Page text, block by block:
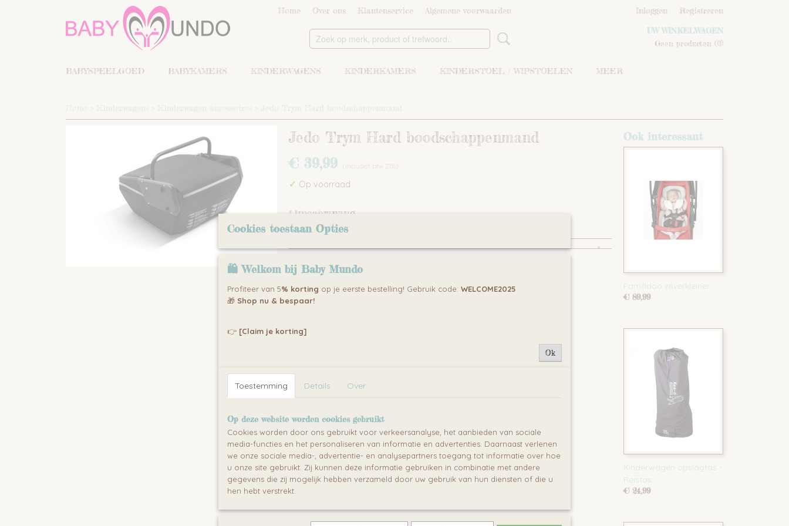
Home Over ons Klantenservice Algemene voorwaarden Inloggen Registreren
UW WINKELWAGEN
Geen producten (0)
BABYSPEELGOED BABYKAMERS KINDERWAGENS KINDERKAMERS KINDERSTOEL / WIPSTOELEN MEER
Home > Kinderwagens > Kinderwagen accessoires > Jedo Trym Hard boodschappenmand
Jedo Trym Hard boodschappenmand
€ 39,99 (inclusief btw 21%)
✓ Op voorraad
Omschrijving
Hard kunsstof maand voor de Trim Kinderwagne
Ook interessant
Familidoo zitverkleiner
€ 89,99
Kinderwagen opslagtas -
Reistas
€ 24,99
Cookies toestaan Opties
🛍 Welkom bij Baby Mundo
Profiteer van 5% korting op je eerste bestelling! Gebruik code: WELCOME2025
🎁 Shop nu & bespaar!
👉 [Claim je korting]
Ok
Toestemming Details Over
Op deze website worden cookies gebruikt
Cookies worden door ons gebruikt voor verkeersanalyse, het aanbieden van sociale
media-functies en het personaliseren van informatie en advertenties. Daarnaast verlenen
we onze sociale media-, advertentie- en analysepartners toegang tot informatie over hoe
u onze site gebruikt. Zij kunnen deze informatie gebruiken in combinatie met andere
gegevens die zij mogelijk hebben verzameld door uw gebruik van hun diensten of die u
hen hebt verstrekt.